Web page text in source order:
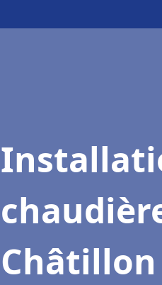
Châtillon